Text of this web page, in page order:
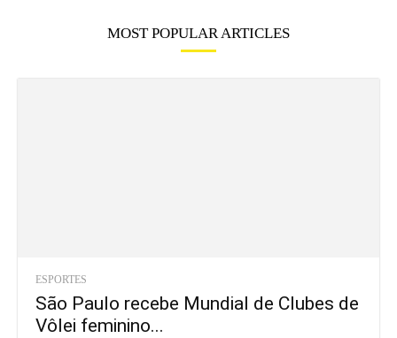
MOST POPULAR ARTICLES
ESPORTES
São Paulo recebe Mundial de Clubes de
Vôlei feminino...